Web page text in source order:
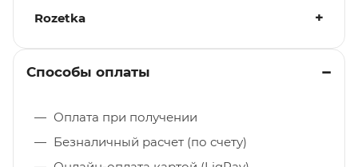
Rozetka
Способы оплаты
Оплата при получении
Безналичный расчет (по счету)